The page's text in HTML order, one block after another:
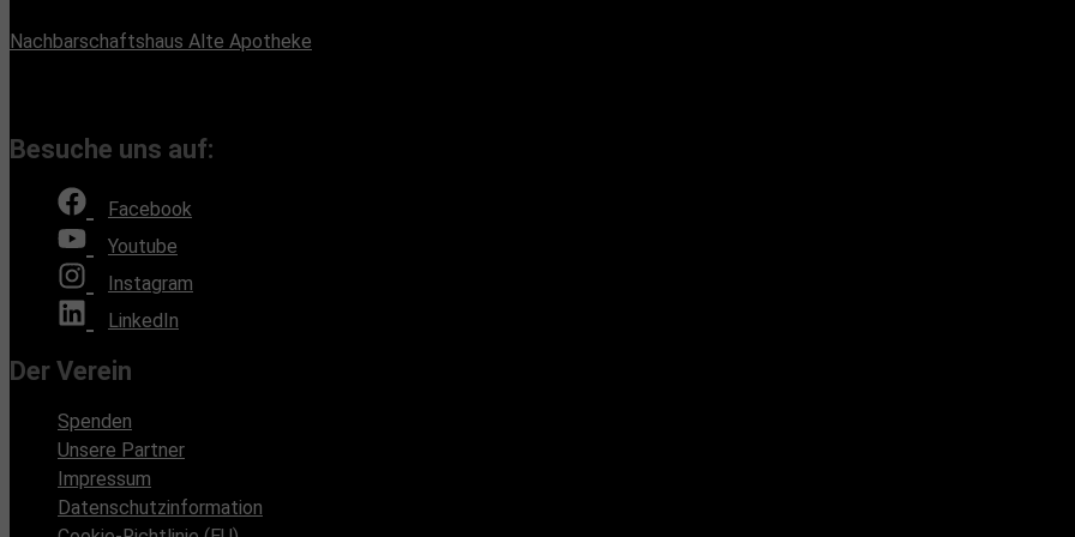
Nachbarschaftshaus Alte Apotheke
Besuche uns auf:
Facebook
Youtube
Instagram
LinkedIn
Der Verein
Spenden
Unsere Partner
Impressum
Datenschutzinformation